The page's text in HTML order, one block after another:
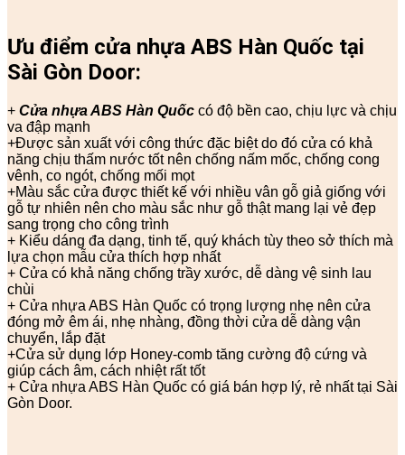
Ưu điểm cửa nhựa ABS Hàn Quốc tại
Sài Gòn Door:
+ Cửa nhựa ABS Hàn Quốc có độ bền cao, chịu lực và chịu
va đập mạnh
+Được sản xuất với công thức đặc biệt do đó cửa có khả
năng chịu thấm nước tốt nên chống nấm mốc, chống cong
vênh, co ngót, chống mối mọt
+Màu sắc cửa được thiết kế với nhiều vân gỗ giả giống với
gỗ tự nhiên nên cho màu sắc như gỗ thật mang lại vẻ đẹp
sang trọng cho công trình
+ Kiểu dáng đa dạng, tinh tế, quý khách tùy theo sở thích mà
lựa chọn mẫu cửa thích hợp nhất
+ Cửa có khả năng chống trầy xước, dễ dàng vệ sinh lau
chùi
+ Cửa nhựa ABS Hàn Quốc có trọng lượng nhẹ nên cửa
đóng mở êm ái, nhẹ nhàng, đồng thời cửa dễ dàng vận
chuyển, lắp đặt
+Cửa sử dụng lớp Honey-comb tăng cường độ cứng và
giúp cách âm, cách nhiệt rất tốt
+ Cửa nhựa ABS Hàn Quốc có giá bán hợp lý, rẻ nhất tại Sài
Gòn Door.